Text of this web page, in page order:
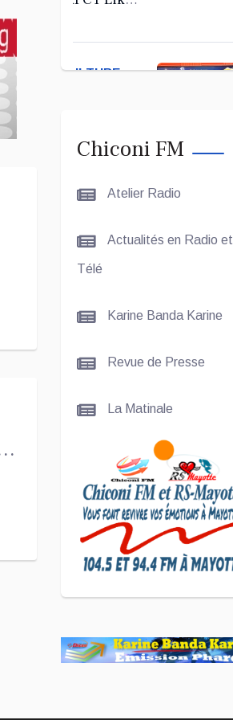
Chiconi
CULTURE
Le Grand
Coranique –
2Édition par
Tandhum
Cour'an
CULTURE
ET
Nady
Kira Bacar
Adacolo pour
Le port de
Longoni
L'Association
Zé Run pour
Chiconi FM
Atelier Radio
Actualités en Radio et
Télé
Karine Banda Karine
Revue de Presse
La Matinale